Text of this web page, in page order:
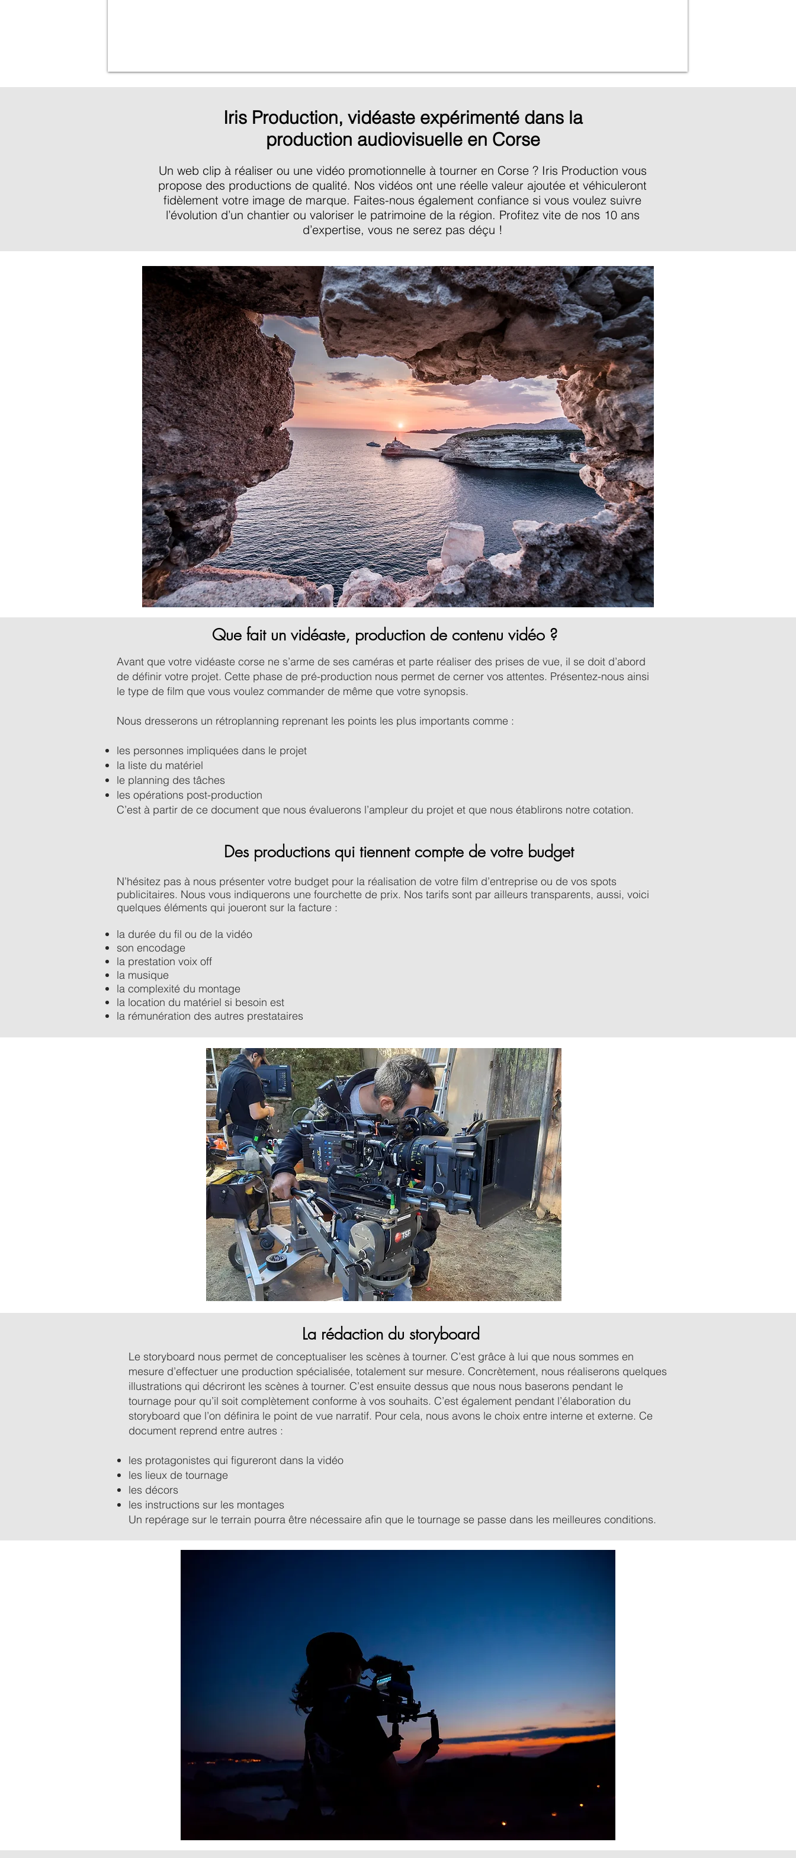
Iris Production, vidéaste expérimenté dans la
production audiovisuelle en Corse
Un web clip à réaliser ou une vidéo promotionnelle à tourner en Corse ? Iris Production vous
propose des productions de qualité. Nos vidéos ont une réelle valeur ajoutée et véhiculeront
fidèlement votre image de marque. Faites-nous également confiance si vous voulez suivre
l’évolution d’un chantier ou valoriser le patrimoine de la région. Profitez vite de nos 10 ans
d’expertise, vous ne serez pas déçu !
Que fait un vidéaste, production de contenu vidéo ?
Avant que votre vidéaste corse ne s’arme de ses caméras et parte réaliser des prises de vue, il se doit d’abord
de définir votre projet. Cette phase de pré-production nous permet de cerner vos attentes. Présentez-nous ainsi
le type de film que vous voulez commander de même que votre synopsis.
Nous dresserons un rétroplanning reprenant les points les plus importants comme :
les personnes impliquées dans le projet
la liste du matériel
le planning des tâches
les opérations post-production
C’est à partir de ce document que nous évaluerons l’ampleur du projet et que nous établirons notre cotation.
Des productions qui tiennent compte de votre budget
N’hésitez pas à nous présenter votre budget pour la réalisation de votre film d’entreprise ou de vos spots
publicitaires. Nous vous indiquerons une fourchette de prix. Nos tarifs sont par ailleurs transparents, aussi, voici
quelques éléments qui joueront sur la facture :
la durée du fil ou de la vidéo
son encodage
la prestation voix off
la musique
la complexité du montage
la location du matériel si besoin est
la rémunération des autres prestataires
La rédaction du storyboard
Le storyboard nous permet de conceptualiser les scènes à tourner. C’est grâce à lui que nous sommes en
mesure d’effectuer une production spécialisée, totalement sur mesure. Concrètement, nous réaliserons quelques
illustrations qui décriront les scènes à tourner. C’est ensuite dessus que nous nous baserons pendant le
tournage pour qu’il soit complètement conforme à vos souhaits. C’est également pendant l’élaboration du
storyboard que l’on définira le point de vue narratif. Pour cela, nous avons le choix entre interne et externe. Ce
document reprend entre autres :
les protagonistes qui figureront dans la vidéo
les lieux de tournage
les décors
les instructions sur les montages
Un repérage sur le terrain pourra être nécessaire afin que le tournage se passe dans les meilleures conditions.